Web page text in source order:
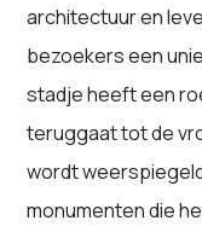
architectuur en
bezoekers een
stadje heeft een
teruggaat tot de
wordt
monumenten die